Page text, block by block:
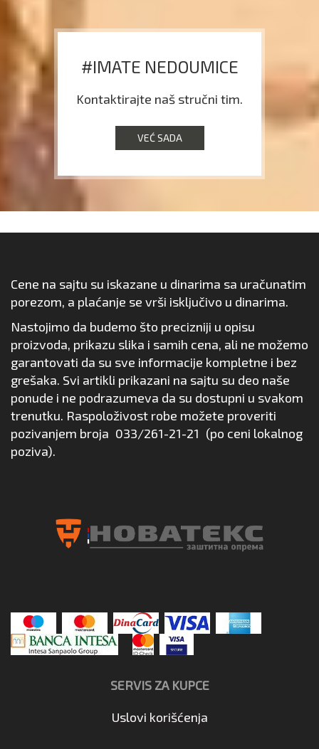
#IMATE NEDOUMICE
Kontaktirajte naš stručni tim.
VEĆ SADA
Cene na sajtu su iskazane u dinarima sa uračunatim
porezom, a plaćanje se vrši isključivo u dinarima.
Nastojimo da budemo što precizniji u opisu
proizvoda, prikazu slika i samih cena, ali ne možemo
garantovati da su sve informacije kompletne i bez
grešaka. Svi artikli prikazani na sajtu su deo naše
ponude i ne podrazumeva da su dostupni u svakom
trenutku. Raspoloživost robe možete proveriti
pozivanjem broja 033/261-21-21 (po ceni lokalnog
poziva).
SERVIS ZA KUPCE
Uslovi korišćenja